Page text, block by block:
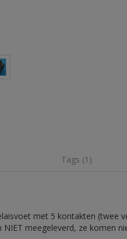
Tags (1)
met 5 kontakten (twee
meegeleverd, ze komen